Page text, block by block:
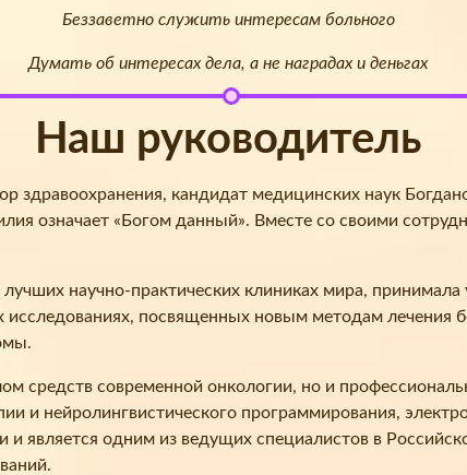
Беззаветно служить интересам больного
Думать об интересах дела, а не наградах и деньгах
Наш руководитель
здравоохранения, кандидат медицинских наук
означает «Богом данный». Вместе со своими
научно-практических клиниках мира, принимала
посвященных новым методам лечения
средств современной онкологии, но и
и нейролингвистического программирования,
и является одним из ведущих специалистов в